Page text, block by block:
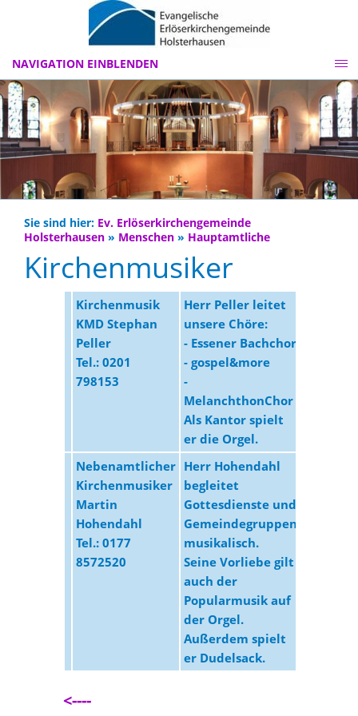
NAVIGATION EINBLENDEN
Sie sind hier: Ev. Erlöserkirchengemeinde
Holsterhausen » Menschen » Hauptamtliche
Kirchenmusiker
Kirchenmusik
KMD Stephan
Peller
Tel.: 0201
798153
Herr Peller leitet
unsere Chöre:
- Essener Bachchor
- gospel&more
-
MelanchthonChor
Als Kantor spielt
er die Orgel.
Nebenamtlicher
Kirchenmusiker
Martin
Hohendahl
Tel.: 0177
8572520
Herr Hohendahl
begleitet
Gottesdienste und
Gemeindegruppen
musikalisch.
Seine Vorliebe gilt
auch der
Popularmusik auf
der Orgel.
Außerdem spielt
er Dudelsack.
<----